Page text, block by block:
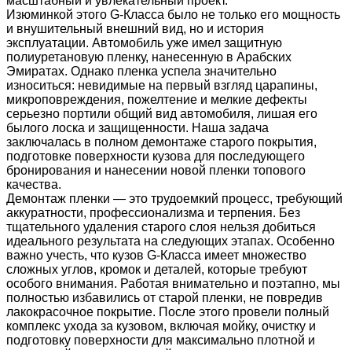
Изюминкой этого G-Класса было не только его мощность
и внушительный внешний вид, но и история
эксплуатации. Автомобиль уже имел защитную
полиуретановую пленку, нанесенную в Арабских
Эмиратах. Однако пленка успела значительно
износиться: невидимые на первый взгляд царапины,
микроповреждения, пожелтение и мелкие дефекты
серьезно портили общий вид автомобиля, лишая его
былого лоска и защищенности. Наша задача
заключалась в полном демонтаже старого покрытия,
подготовке поверхности кузова для последующего
бронирования и нанесении новой пленки топового
качества.
Демонтаж пленки — это трудоемкий процесс, требующий
аккуратности, профессионализма и терпения. Без
тщательного удаления старого слоя нельзя добиться
идеального результата на следующих этапах. Особенно
важно учесть, что кузов G-Класса имеет множество
сложных углов, кромок и деталей, которые требуют
особого внимания. Работая внимательно и поэтапно, мы
полностью избавились от старой пленки, не повредив
лакокрасочное покрытие. После этого провели полный
комплекс ухода за кузовом, включая мойку, очистку и
подготовку поверхности для максимально плотной и